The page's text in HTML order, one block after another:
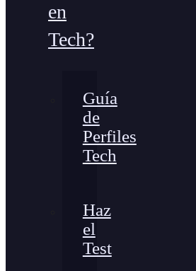
en
Tech?
Guía
de
Perfiles
Tech
Haz
el
Test